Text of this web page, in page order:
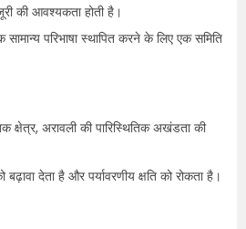
की आवश्यकता होती है।
सामान्य परिभाषा स्थापित करने के लिए एक समिति
क्षेत्र, अरावली की पारिस्थितिक अखंडता की
देता है और पर्यावरणीय क्षति को रोकता है।